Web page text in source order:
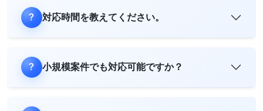
対応時間を教えてください。
小規模案件でも対応可能ですか？